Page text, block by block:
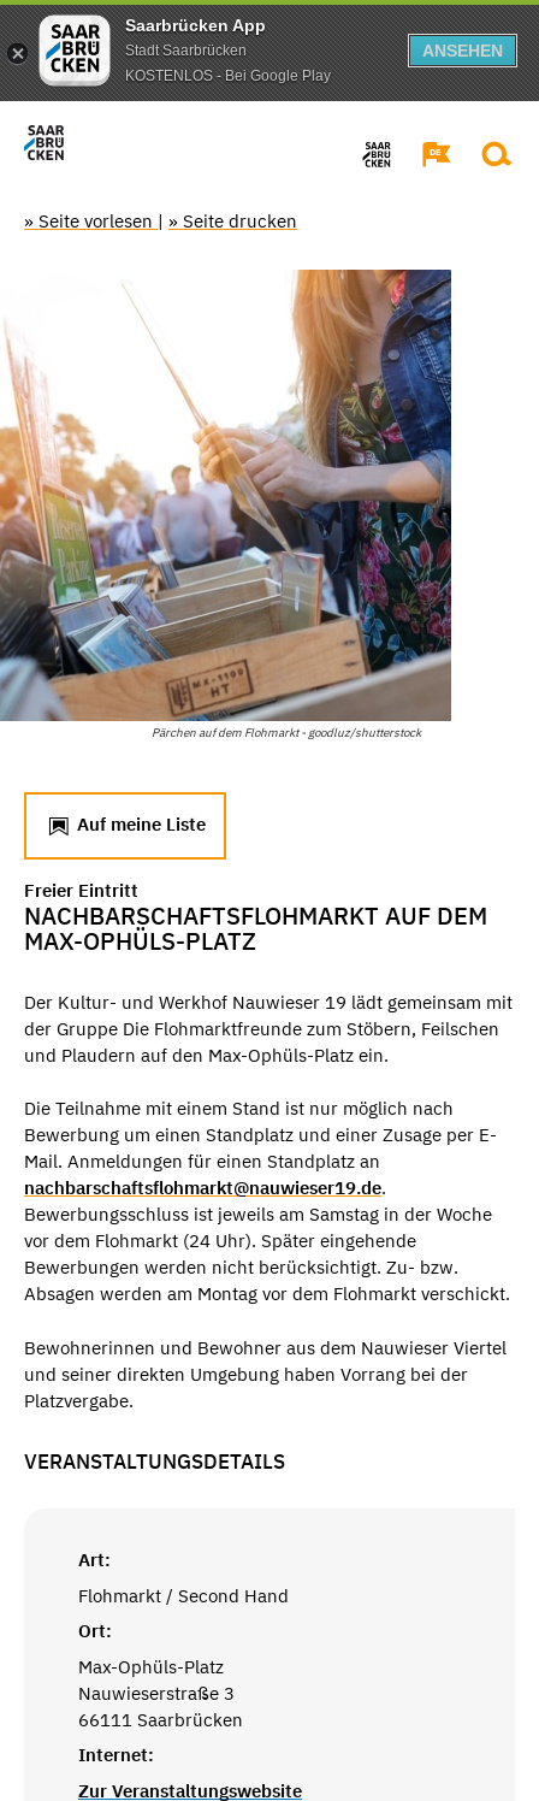
Saarbrücken App
Stadt Saarbrücken
KOSTENLOS - Bei Google Play
ANSEHEN
» Seite vorlesen | » Seite drucken
Pärchen auf dem Flohmarkt - goodluz/shutterstock
Auf meine Liste
Freier Eintritt
NACHBARSCHAFTSFLOHMARKT AUF DEM
MAX-OPHÜLS-PLATZ
Der Kultur- und Werkhof Nauwieser 19 lädt gemeinsam mit
der Gruppe Die Flohmarktfreunde zum Stöbern, Feilschen
und Plaudern auf den Max-Ophüls-Platz ein.
Die Teilnahme mit einem Stand ist nur möglich nach
Bewerbung um einen Standplatz und einer Zusage per E-
Mail. Anmeldungen für einen Standplatz an
nachbarschaftsflohmarkt@nauwieser19.de.
Bewerbungsschluss ist jeweils am Samstag in der Woche
vor dem Flohmarkt (24 Uhr). Später eingehende
Bewerbungen werden nicht berücksichtigt. Zu- bzw.
Absagen werden am Montag vor dem Flohmarkt verschickt.
Bewohnerinnen und Bewohner aus dem Nauwieser Viertel
und seiner direkten Umgebung haben Vorrang bei der
Platzvergabe.
VERANSTALTUNGSDETAILS
Art:
Flohmarkt / Second Hand
Ort:
Max-Ophüls-Platz
Nauwieserstraße 3
66111 Saarbrücken
Internet:
Zur Veranstaltungswebsite